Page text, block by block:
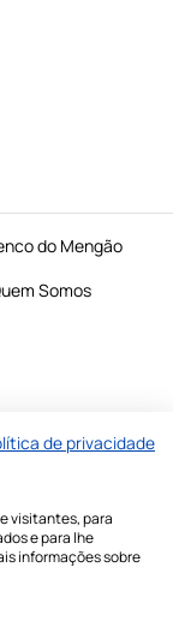
do Mengão
Somos
qualquer meio de
escrita do Mengo
de privacidade
visitantes, para
e para lhe
informações sobre